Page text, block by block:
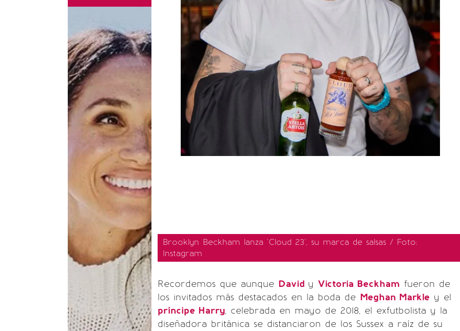
Brooklyn Beckham lanza 'Cloud 23', su marca de salsas / Foto:
Instagram
Recordemos que aunque David y Victoria Beckham fueron de
los invitados más destacados en la boda de Meghan Markle y el
príncipe Harry, celebrada en mayo de 2018, el exfutbolista y la
diseñadora británica se distanciaron de los Sussex a raíz de su